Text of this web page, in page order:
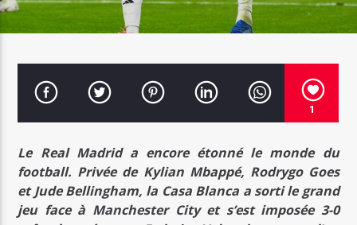
1
Le Real Madrid a encore étonné le monde du
football. Privée de Kylian Mbappé, Rodrygo Goes
et Jude Bellingham, la Casa Blanca a sorti le grand
jeu face à Manchester City et s’est imposée 3-0